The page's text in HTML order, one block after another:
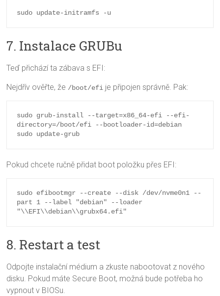
7. Instalace GRUBu
Teď přichází ta zábava s EFI:
Nejdřív ověřte, že /boot/efi je připojen správně. Pak:
sudo grub-install --target=x86_64-efi --efi-
directory=/boot/efi --bootloader-id=debian
Pokud chcete ručně přidat boot položku přes EFI:
sudo efibootmgr --create --disk /dev/nvme0n1 --
part 1 --label "debian" --loader
8. Restart a test
Odpojte instalační médium a zkuste nabootovat z nového
disku. Pokud máte Secure Boot, možná bude potřeba ho
vypnout v BIOSu.